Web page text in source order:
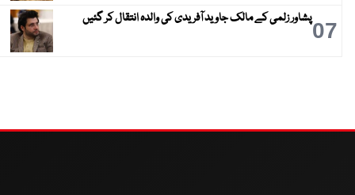
07پشاور زلمی کے مالک جاوید آفریدی کی والدہ انتقال کر گئیں